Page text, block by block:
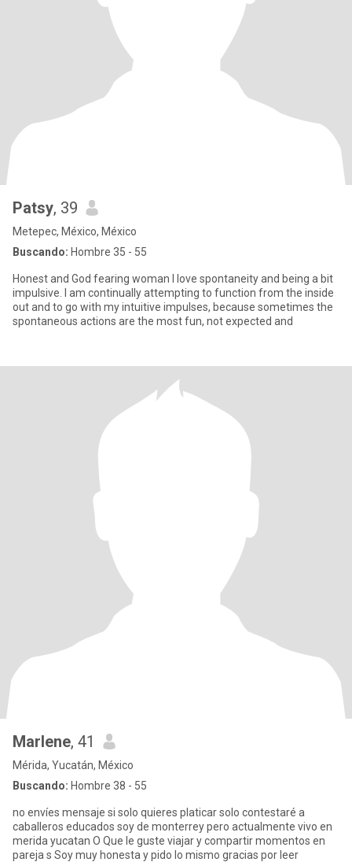
Patsy, 39
Metepec, México, México
Buscando: Hombre 35 - 55
Honest and God fearing woman I love spontaneity and being a bit
impulsive. I am continually attempting to function from the inside
out and to go with my intuitive impulses, because sometimes the
spontaneous actions are the most fun, not expected and
Marlene, 41
Mérida, Yucatán, México
Buscando: Hombre 38 - 55
no envíes mensaje si solo quieres platicar solo contestaré a
caballeros educados soy de monterrey pero actualmente vivo en
merida yucatan O Que le guste viajar y compartir momentos en
pareja s Soy muy honesta y pido lo mismo gracias por leer